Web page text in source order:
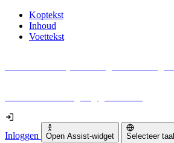
Koptekst
Inhoud
Voettekst
Inloggen Open Assist-widget Selecteer taal